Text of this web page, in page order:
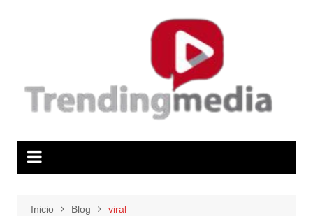
Inicio Blog viral